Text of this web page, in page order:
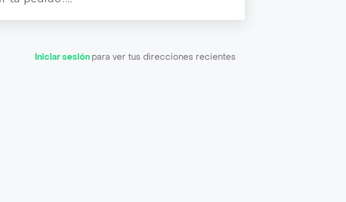
Iniciar sesión para ver tus direcciones recientes